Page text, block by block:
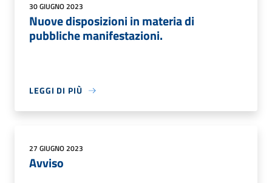
30 GIUGNO 2023
Nuove disposizioni in materia di
pubbliche manifestazioni.
LEGGI DI PIÙ
27 GIUGNO 2023
Avviso